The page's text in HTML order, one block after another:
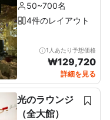
50~700名
4件のレイアウト
1人あたり予想価格
₩129,720
詳細を見る
光のラウンジ
（全大館）